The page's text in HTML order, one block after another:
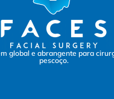
global e abrangente para
pescoço.